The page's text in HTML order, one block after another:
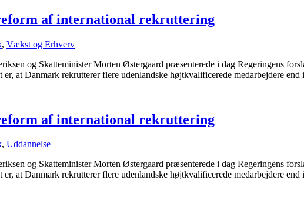
af international rekruttering
, Vækst og Erhverv
og Skatteminister Morten Østergaard præsenterede i dag Regeringens
at Danmark rekrutterer flere udenlandske højtkvalificerede medarbejdere
af international rekruttering
, Uddannelse
og Skatteminister Morten Østergaard præsenterede i dag Regeringens
at Danmark rekrutterer flere udenlandske højtkvalificerede medarbejdere